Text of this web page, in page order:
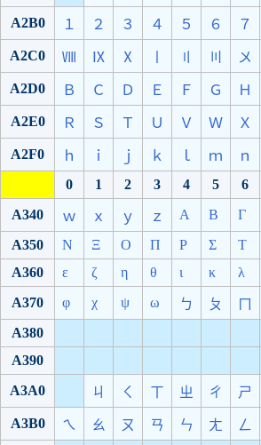
A2B0 １ ２ ３ ４ ５ ６ ７
A2C0 Ⅷ Ⅸ Ⅹ 〢 〣 〤
A2D0 Ｂ Ｃ Ｄ Ｅ Ｆ Ｇ Ｈ
A2E0 Ｒ Ｓ Ｔ Ｕ Ｖ Ｗ Ｘ
A2F0 ｈ ｉ ｊ ｋ ｌ ｍ ｎ
0
1 2 3 4 5 6
A340
ｗ ｘ ｙ ｚ Α Β Γ
A350
Ν Ξ Ο Π Ρ Σ Τ
A360
ε ζ η θ ι κ λ
A370
φ χ ψ ω ㄅ ㄆ ㄇ
A380
A390
A3A0
ㄐ ㄑ ㄒ ㄓ ㄔ ㄕ
A3B0 ㄟ ㄠ ㄡ ㄢ ㄣ ㄤ ㄥ